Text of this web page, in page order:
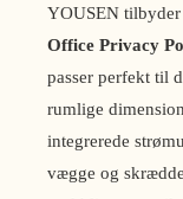
YOUSEN
Office Privacy
passer perfekt til
rumlige
integrerede
vægge og